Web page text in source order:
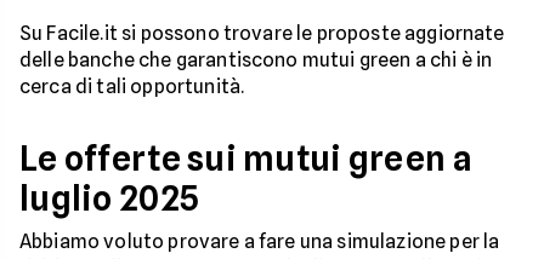
Su Facile.it si possono trovare le proposte aggiornate
delle banche che garantiscono mutui green a chi è in
cerca di tali opportunità.
Le offerte sui mutui green a
luglio 2025
Abbiamo voluto provare a fare una simulazione per la